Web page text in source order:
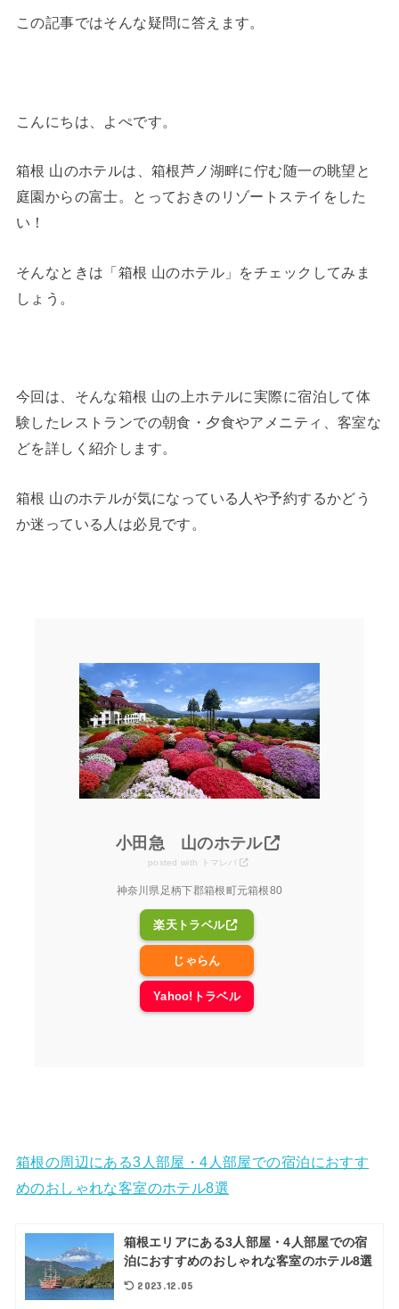
この記事ではそんな疑問に答えます。
こんにちは、よぺです。
箱根 山のホテルは、箱根芦ノ湖畔に佇む随一の眺望と
庭園からの富士。とっておきのリゾートステイをした
い！
そんなときは「箱根 山のホテル」をチェックしてみま
しょう。
今回は、そんな箱根 山の上ホテルに実際に宿泊して体
験したレストランでの朝食・夕食やアメニティ、客室な
どを詳しく紹介します。
箱根 山のホテルが気になっている人や予約するかどう
か迷っている人は必見です。
小田急 山のホテル
posted with トマレバ
神奈川県足柄下郡箱根町元箱根80
楽天トラベル
じゃらん
Yahoo!トラベル
箱根の周辺にある3人部屋・4人部屋での宿泊におすす
めのおしゃれな客室のホテル8選
箱根エリアにある3人部屋・4人部屋での宿
泊におすすめのおしゃれな客室のホテル8選
2023.12.05